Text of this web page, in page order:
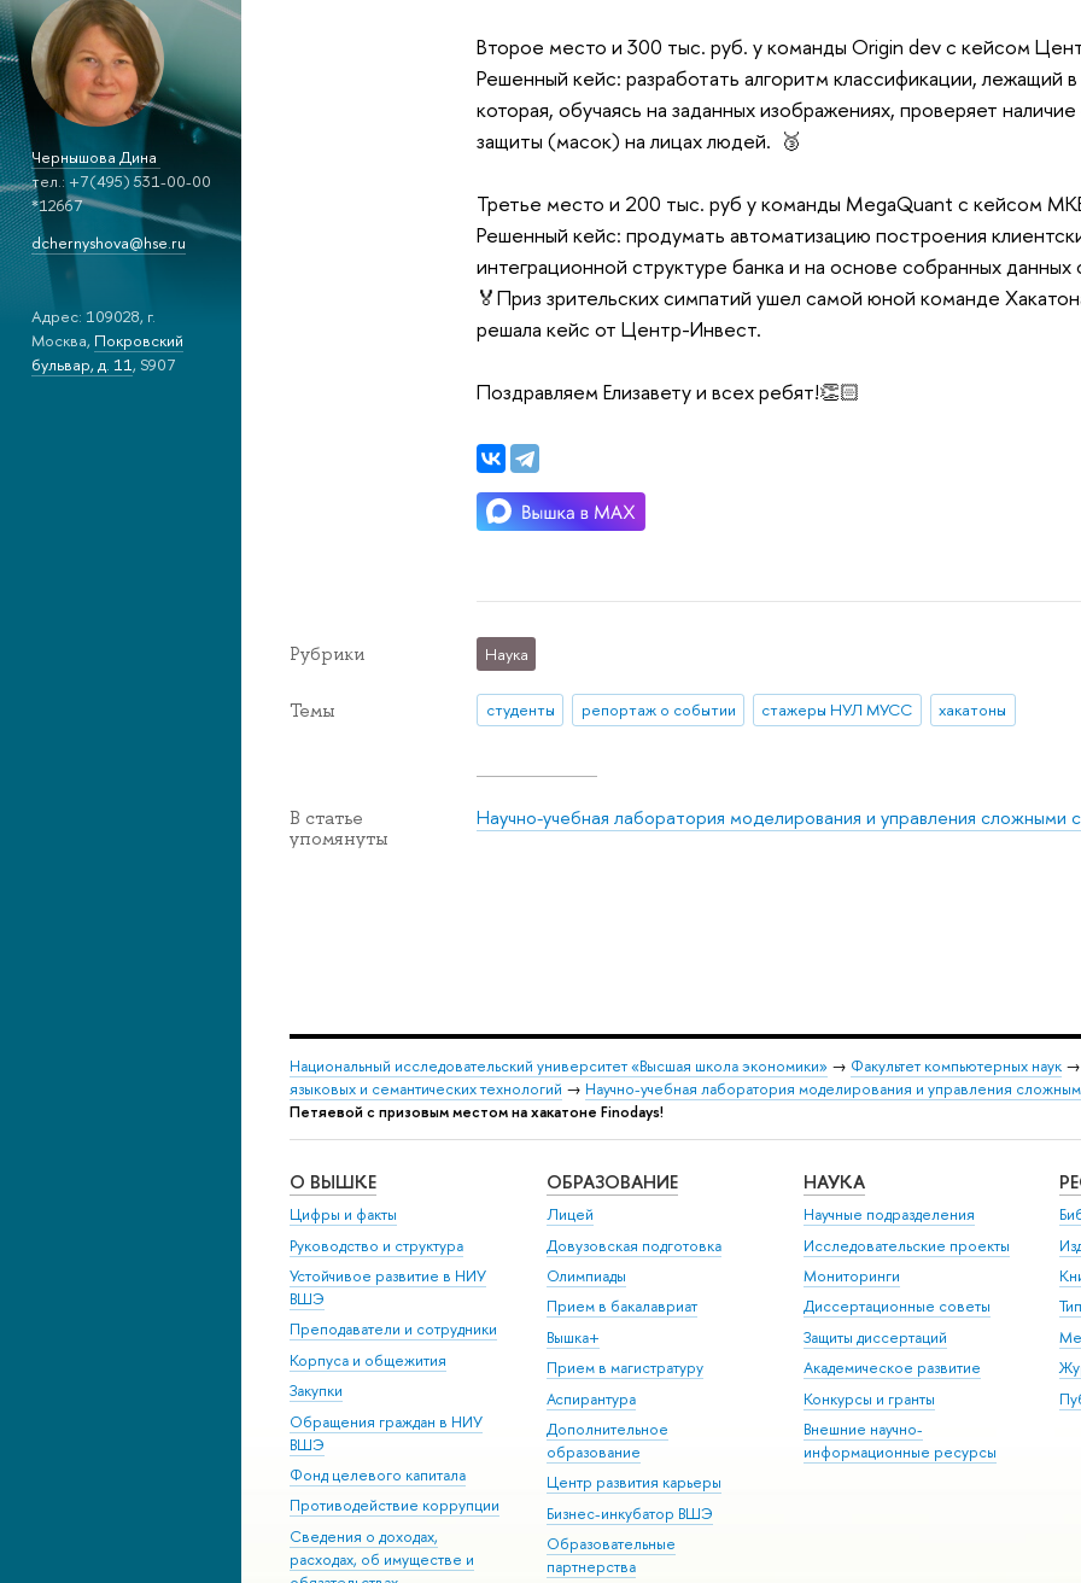
Чернышова Дина
тел.: +7(495) 531-00-00
*12667
dchernyshova@hse.ru
Адрес: 109028, г.
Москва, Покровский
бульвар, д. 11, S907
Второе место и 300 тыс. руб. у команды Origin dev с кейсом
Решенный кейс: разработать алгоритм классификации, лежащий
которая, обучаясь на заданных изображениях, проверяет
защиты (масок) на лицах людей. 🥉
Третье место и 200 тыс. руб у команды MegaQuant с кейсом
Решенный кейс: продумать автоматизацию построения
интеграционной структуре банка и на основе собранных данных
🏅Приз зрительских симпатий ушел самой юной команде
решала кейс от Центр-Инвест.
Поздравляем Елизавету и всех ребят!👏🏻
Рубрики Наука
Темы студенты репортаж о событии стажеры НУЛ МУСС хакатоны
В статье
упомянуты
Научно-учебная лаборатория моделирования и управления сложными
Национальный исследовательский университет «Высшая школа экономики» → Факультет компьютерных наук →
языковых и семантических технологий → Научно-учебная лаборатория моделирования и управления
Петяевой с призовым местом на хакатоне Finodays!
О ВЫШКЕ
Цифры и факты
Руководство и структура
Устойчивое развитие в НИУ
ВШЭ
Преподаватели и сотрудники
Корпуса и общежития
Закупки
Обращения граждан в НИУ
ВШЭ
Фонд целевого капитала
Противодействие коррупции
Сведения о доходах,
расходах, об имуществе и
ОБРАЗОВАНИЕ
Лицей
Довузовская подготовка
Олимпиады
Прием в бакалавриат
Вышка+
Прием в магистратуру
Аспирантура
Дополнительное
образование
Центр развития карьеры
Бизнес-инкубатор ВШЭ
Образовательные
партнерства
НАУКА
Научные подразделения
Исследовательские проекты
Мониторинги
Диссертационные советы
Защиты диссертаций
Академическое развитие
Конкурсы и гранты
Внешние научно-
информационные ресурсы